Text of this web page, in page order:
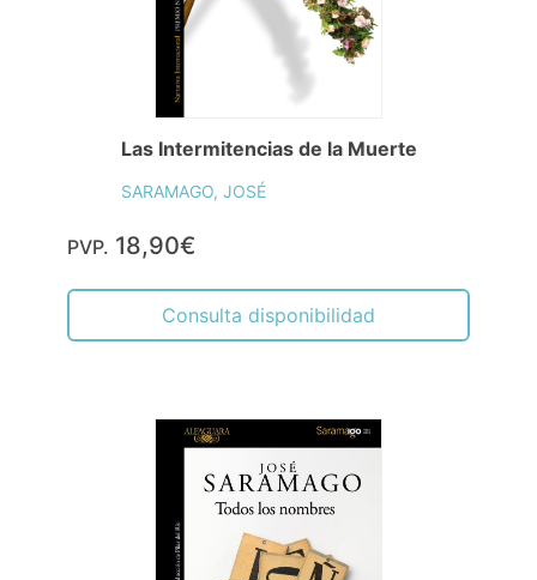
Las Intermitencias de la Muerte
SARAMAGO, JOSÉ
PVP. 18,90€
Consulta disponibilidad